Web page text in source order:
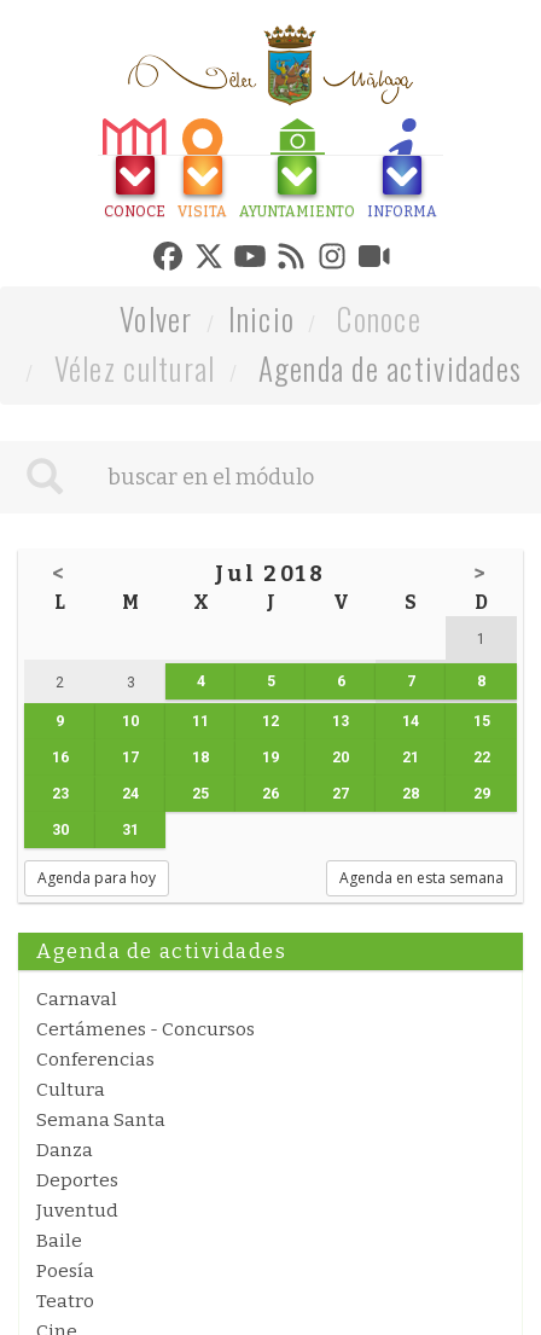
CONOCE VISITA AYUNTAMIENTO INFORMA
Volver Inicio
Conoce
Vélez cultural
Agenda de actividades
< Jul 2018 >
L M X J V S D
1
2 3 4 5 6 7 8
9 10 11 12 13 14 15
16 17 18 19 20 21 22
23 24 25 26 27 28 29
30 31
Agenda para hoy Agenda en esta semana
Agenda de actividades
Carnaval
Certámenes - Concursos
Conferencias
Cultura
Semana Santa
Danza
Deportes
Juventud
Baile
Poesía
Teatro